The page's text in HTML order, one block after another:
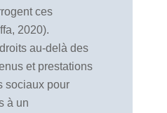
ces
2020).
au-delà des
et prestations
sociaux pour
à un